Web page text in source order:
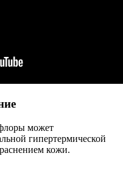
может
гипертермической
кожи.